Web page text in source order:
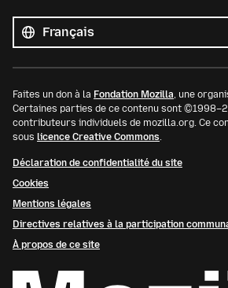
les
langues
Langue
Faites un don à la Fondation Mozilla, une
Certaines parties de ce contenu sont
contributeurs individuels de mozilla.org. Ce
sous licence Creative Commons.
Déclaration de confidentialité du site
Cookies
Mentions légales
Directives relatives à la participation
À propos de ce site